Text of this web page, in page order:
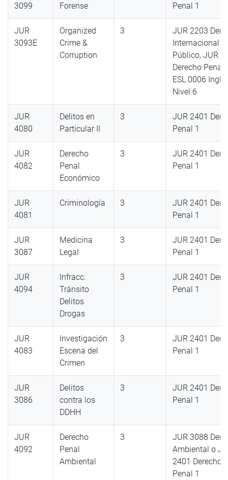
3099
Forense
Penal 1
JUR
3093E
Organized
Crime &
Corruption
3
JUR 2203
Internacional
Público, JUR
Derecho Penal
ESL 0006
Nivel 6
JUR
4080
Delitos en
Particular II
3
JUR 2401
Penal 1
JUR
4082
Derecho
Penal
Económico
3
JUR 2401
Penal 1
JUR
4081
Criminología 3
JUR 2401
Penal 1
JUR
3087
Medicina
Legal
3
JUR 2401
Penal 1
JUR
4094
Infracc.
Tránsito
Delitos
Drogas
3
JUR 2401
Penal 1
JUR
4083
Investigación
Escena del
Crimen
3
JUR 2401
Penal 1
JUR
3086
Delitos
contra los
DDHH
3
JUR 2401
Penal 1
JUR
4092
Derecho
Penal
Ambiental
3
JUR 3088
Ambiental o
2401 Derecho
Penal 1